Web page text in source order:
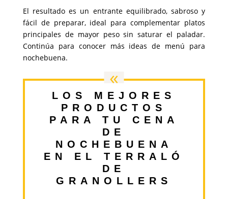
El resultado es un entrante equilibrado, sabroso y
fácil de preparar, ideal para complementar platos
principales de mayor peso sin saturar el paladar.
Continúa para conocer más ideas de menú para
nochebuena.
«
LOS MEJORES
PRODUCTOS
PARA TU CENA
DE
NOCHEBUENA
EN EL TERRALÓ
DE
GRANOLLERS